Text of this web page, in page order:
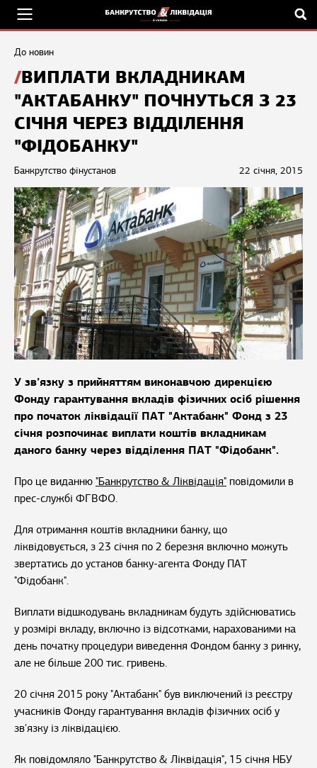
До новин
ВИПЛАТИ ВКЛАДНИКАМ
"АКТАБАНКУ" ПОЧНУТЬСЯ З 23
СІЧНЯ ЧЕРЕЗ ВІДДІЛЕННЯ
"ФІДОБАНКУ"
22 січня, 2015
Банкрутство фінустанов
У зв’язку з прийняттям виконавчою дирекцією
Фонду гарантування вкладів фізичних осіб рішення
про початок ліквідації ПАТ "Актабанк" Фонд з 23
січня розпочинає виплати коштів вкладникам
даного банку через відділення ПАТ "Фідобанк".
Про це виданню "Банкрутство & Ліквідація" повідомили в
прес-службі ФГВФО.
Для отримання коштів вкладники банку, що
ліквідовується, з 23 січня по 2 березня включно можуть
звертатись до установ банку-агента Фонду ПАТ
"Фідобанк".
Виплати відшкодувань вкладникам будуть здійснюватись
у розмірі вкладу, включно із відсотками, нарахованими на
день початку процедури виведення Фондом банку з ринку,
але не більше 200 тис. гривень.
20 січня 2015 року "Актабанк" був виключений із реєстру
учасників Фонду гарантування вкладів фізичних осіб у
зв'язку із ліквідацією.
Як повідомляло "Банкрутство & Ліквідація", 15 січня НБУ